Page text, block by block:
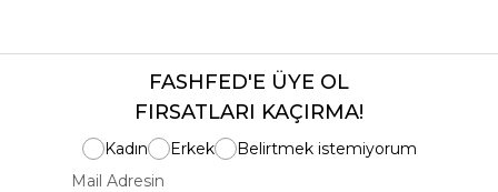
FASHFED'E ÜYE OL
FIRSATLARI KAÇIRMA!
Kadın Erkek
Belirtmek istemiyorum
Mail Adresin